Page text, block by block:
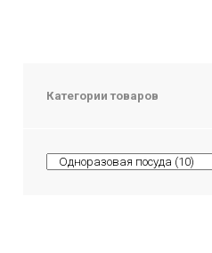
Категории товаров